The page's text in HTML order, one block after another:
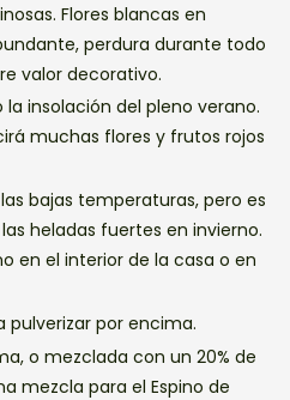
Flores blancas en
perdura durante todo
valor decorativo.
la insolación del pleno verano.
muchas flores y frutos rojos
bajas temperaturas, pero es
heladas fuertes en invierno.
en el interior de la casa o en
pulverizar por encima.
o mezclada con un 20% de
mezcla para el Espino de